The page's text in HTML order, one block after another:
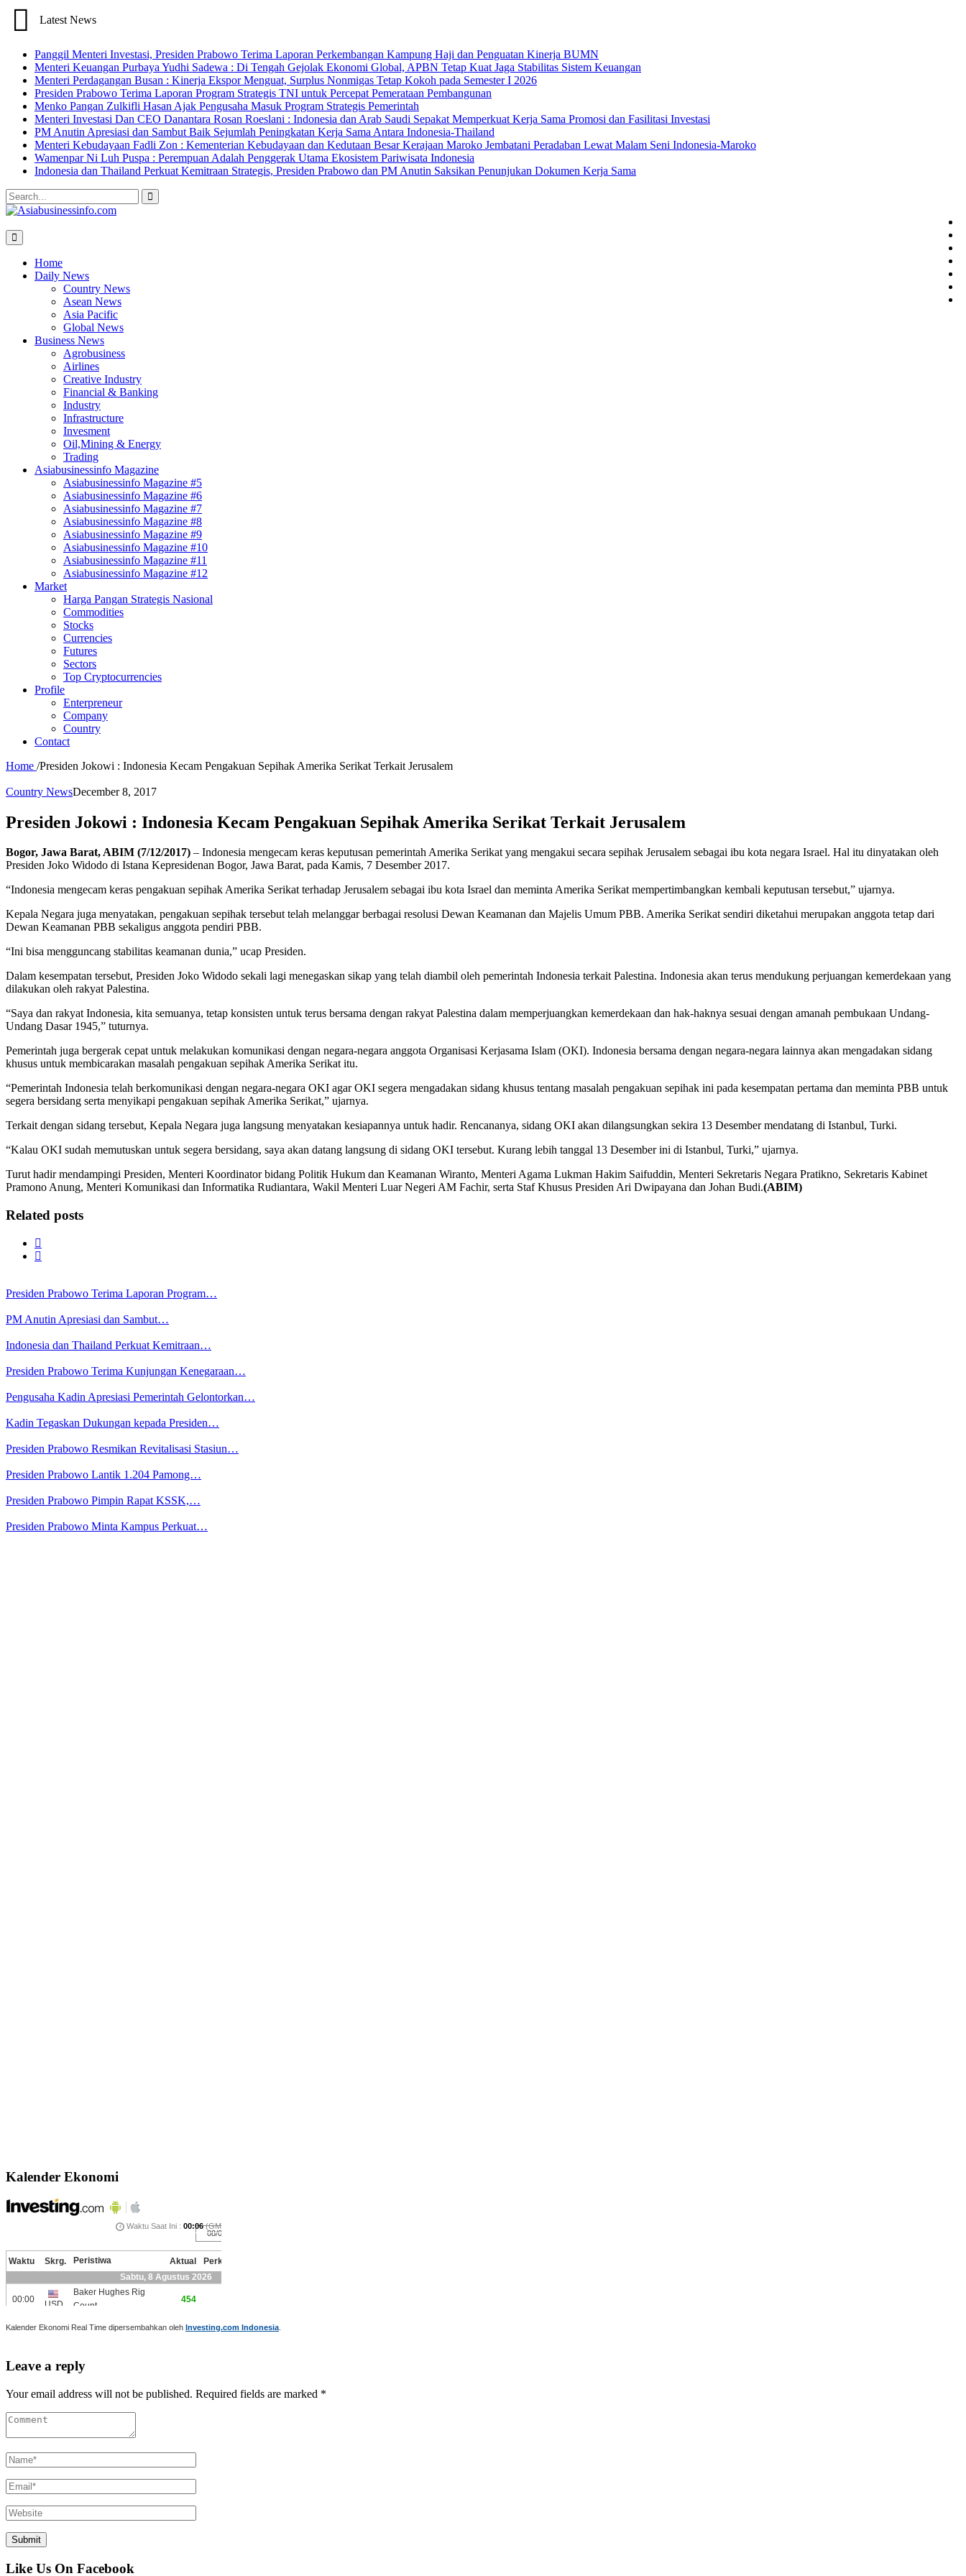
Latest News
Panggil Menteri Investasi, Presiden Prabowo Terima Laporan Perkembangan Kampung Haji dan Penguatan Kinerja BUMN
Menteri Keuangan Purbaya Yudhi Sadewa : Di Tengah Gejolak Ekonomi Global, APBN Tetap Kuat Jaga Stabilitas Sistem Keuangan
Menteri Perdagangan Busan : Kinerja Ekspor Menguat, Surplus Nonmigas Tetap Kokoh pada Semester I 2026
Presiden Prabowo Terima Laporan Program Strategis TNI untuk Percepat Pemerataan Pembangunan
Menko Pangan Zulkifli Hasan Ajak Pengusaha Masuk Program Strategis Pemerintah
Menteri Investasi Dan CEO Danantara Rosan Roeslani : Indonesia dan Arab Saudi Sepakat Memperkuat Kerja Sama Promosi dan Fasilitasi Investasi
PM Anutin Apresiasi dan Sambut Baik Sejumlah Peningkatan Kerja Sama Antara Indonesia-Thailand
Menteri Kebudayaan Fadli Zon : Kementerian Kebudayaan dan Kedutaan Besar Kerajaan Maroko Jembatani Peradaban Lewat Malam Seni Indonesia-Maroko
Wamenpar Ni Luh Puspa : Perempuan Adalah Penggerak Utama Ekosistem Pariwisata Indonesia
Indonesia dan Thailand Perkuat Kemitraan Strategis, Presiden Prabowo dan PM Anutin Saksikan Penunjukan Dokumen Kerja Sama
Search
for:
Home
Daily News
Country News
Asean News
Asia Pacific
Global News
Business News
Agrobusiness
Airlines
Creative Industry
Financial & Banking
Industry
Infrastructure
Invesment
Oil,Mining & Energy
Trading
Asiabusinessinfo Magazine
Asiabusinessinfo Magazine #5
Asiabusinessinfo Magazine #6
Asiabusinessinfo Magazine #7
Asiabusinessinfo Magazine #8
Asiabusinessinfo Magazine #9
Asiabusinessinfo Magazine #10
Asiabusinessinfo Magazine #11
Asiabusinessinfo Magazine #12
Market
Harga Pangan Strategis Nasional
Commodities
Stocks
Currencies
Futures
Sectors
Top Cryptocurrencies
Profile
Enterpreneur
Company
Country
Contact
Home /Presiden Jokowi : Indonesia Kecam Pengakuan Sepihak Amerika Serikat Terkait Jerusalem
Country NewsDecember 8, 2017
Presiden Jokowi : Indonesia Kecam Pengakuan Sepihak Amerika Serikat Terkait Jerusalem
Bogor, Jawa Barat, ABIM (7/12/2017) – Indonesia mengecam keras keputusan pemerintah Amerika Serikat yang mengakui secara sepihak Jerusalem sebagai ibu kota negara Israel. Hal itu dinyatakan oleh
Presiden Joko Widodo di Istana Kepresidenan Bogor, Jawa Barat, pada Kamis, 7 Desember 2017.
“Indonesia mengecam keras pengakuan sepihak Amerika Serikat terhadap Jerusalem sebagai ibu kota Israel dan meminta Amerika Serikat mempertimbangkan kembali keputusan tersebut,” ujarnya.
Kepala Negara juga menyatakan, pengakuan sepihak tersebut telah melanggar berbagai resolusi Dewan Keamanan dan Majelis Umum PBB. Amerika Serikat sendiri diketahui merupakan anggota tetap dari
Dewan Keamanan PBB sekaligus anggota pendiri PBB.
“Ini bisa mengguncang stabilitas keamanan dunia,” ucap Presiden.
Dalam kesempatan tersebut, Presiden Joko Widodo sekali lagi menegaskan sikap yang telah diambil oleh pemerintah Indonesia terkait Palestina. Indonesia akan terus mendukung perjuangan kemerdekaan yang
dilakukan oleh rakyat Palestina.
“Saya dan rakyat Indonesia, kita semuanya, tetap konsisten untuk terus bersama dengan rakyat Palestina dalam memperjuangkan kemerdekaan dan hak-haknya sesuai dengan amanah pembukaan Undang-
Undang Dasar 1945,” tuturnya.
Pemerintah juga bergerak cepat untuk melakukan komunikasi dengan negara-negara anggota Organisasi Kerjasama Islam (OKI). Indonesia bersama dengan negara-negara lainnya akan mengadakan sidang
khusus untuk membicarakan masalah pengakuan sepihak Amerika Serikat itu.
“Pemerintah Indonesia telah berkomunikasi dengan negara-negara OKI agar OKI segera mengadakan sidang khusus tentang masalah pengakuan sepihak ini pada kesempatan pertama dan meminta PBB untuk
segera bersidang serta menyikapi pengakuan sepihak Amerika Serikat,” ujarnya.
Terkait dengan sidang tersebut, Kepala Negara juga langsung menyatakan kesiapannya untuk hadir. Rencananya, sidang OKI akan dilangsungkan sekira 13 Desember mendatang di Istanbul, Turki.
“Kalau OKI sudah memutuskan untuk segera bersidang, saya akan datang langsung di sidang OKI tersebut. Kurang lebih tanggal 13 Desember ini di Istanbul, Turki,” ujarnya.
Turut hadir mendampingi Presiden, Menteri Koordinator bidang Politik Hukum dan Keamanan Wiranto, Menteri Agama Lukman Hakim Saifuddin, Menteri Sekretaris Negara Pratikno, Sekretaris Kabinet
Pramono Anung, Menteri Komunikasi dan Informatika Rudiantara, Wakil Menteri Luar Negeri AM Fachir, serta Staf Khusus Presiden Ari Dwipayana dan Johan Budi.(ABIM)
Related posts
Presiden Prabowo Terima Laporan Program…
PM Anutin Apresiasi dan Sambut…
Indonesia dan Thailand Perkuat Kemitraan…
Presiden Prabowo Terima Kunjungan Kenegaraan…
Pengusaha Kadin Apresiasi Pemerintah Gelontorkan…
Kadin Tegaskan Dukungan kepada Presiden…
Presiden Prabowo Resmikan Revitalisasi Stasiun…
Presiden Prabowo Lantik 1.204 Pamong…
Presiden Prabowo Pimpin Rapat KSSK,…
Presiden Prabowo Minta Kampus Perkuat…
Kalender Ekonomi
Kalender Ekonomi Real Time dipersembahkan oleh Investing.com Indonesia
Leave a reply
Your email address will not be published. Required fields are marked *
Like Us On Facebook